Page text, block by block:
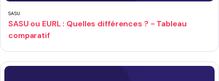
SASU
SASU ou EURL : Quelles différences ? - Tableau
comparatif